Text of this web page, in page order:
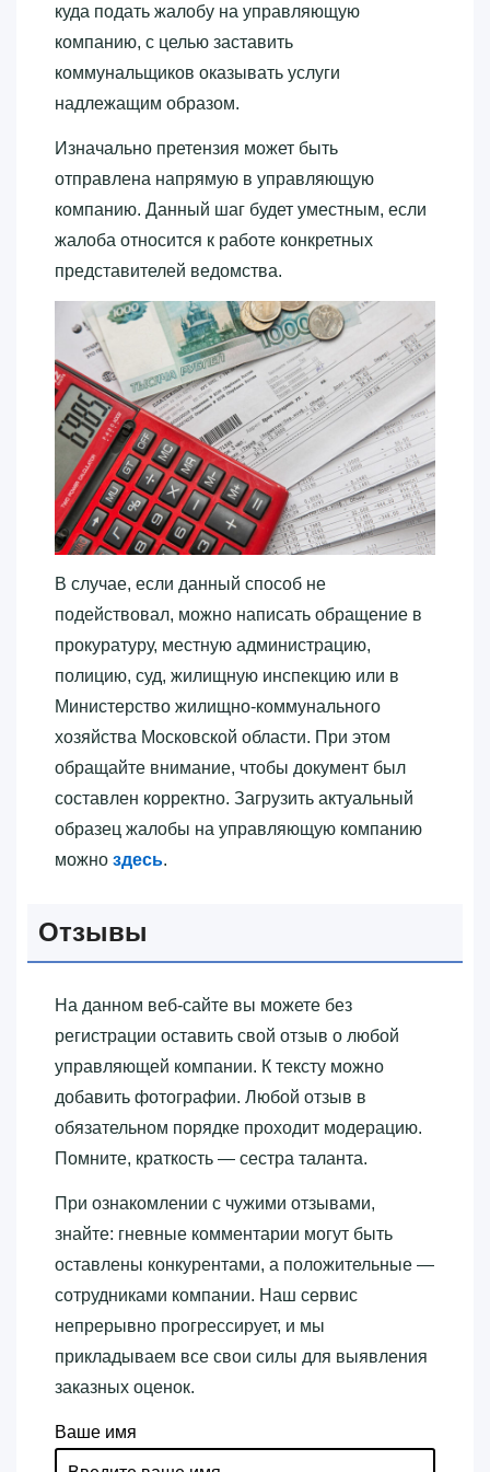
куда подать жалобу на управляющую
компанию, с целью заставить
коммунальщиков оказывать услуги
надлежащим образом.
Изначально претензия может быть
отправлена напрямую в управляющую
компанию. Данный шаг будет уместным, если
жалоба относится к работе конкретных
представителей ведомства.
В случае, если данный способ не
подействовал, можно написать обращение в
прокуратуру, местную администрацию,
полицию, суд, жилищную инспекцию или в
Министерство жилищно-коммунального
хозяйства Московской области. При этом
обращайте внимание, чтобы документ был
составлен корректно. Загрузить актуальный
образец жалобы на управляющую компанию
можно здесь.
Отзывы
На данном веб-сайте вы можете без
регистрации оставить свой отзыв о любой
управляющей компании. К тексту можно
добавить фотографии. Любой отзыв в
обязательном порядке проходит модерацию.
Помните, краткость — сестра таланта.
При ознакомлении с чужими отзывами,
знайте: гневные комментарии могут быть
оставлены конкурентами, а положительные —
сотрудниками компании. Наш сервис
непрерывно прогрессирует, и мы
прикладываем все свои силы для выявления
заказных оценок.
Ваше имя